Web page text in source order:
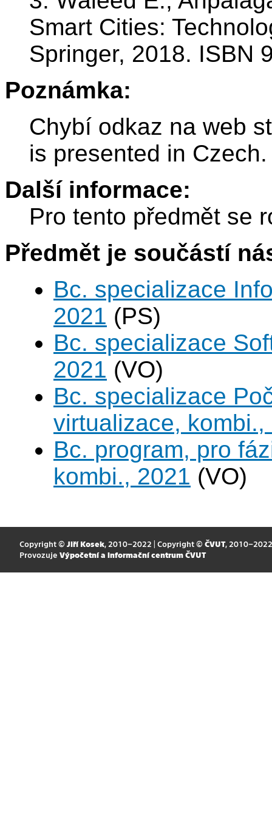
Smart Cities:
Springer, 2018. ISBN
Poznámka:
Chybí odkaz na web
is presented in Czech.
Další informace:
Pro tento předmět se
Předmět je součástí
Bc. specializace
2021 (PS)
Bc. specializace
2021 (VO)
Bc. specializace
virtualizace, kombi.,
Bc. program, pro
kombi., 2021 (VO)
Copyright © Jiří Kosek, 2010–2022 | Copyright © ČVUT, 2010–2022
Provozuje Výpočetní a informační centrum ČVUT